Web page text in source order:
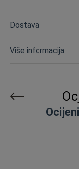
Dostava
Više informacija